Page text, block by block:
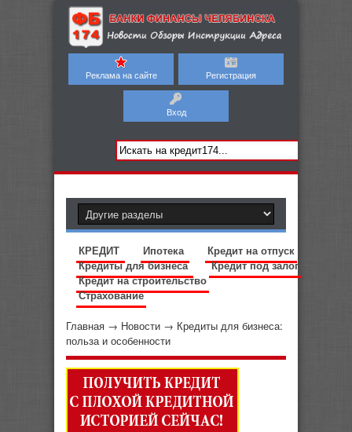
Реклама на сайте Регистрация
Вход
КРЕДИТ Ипотека
Кредит на отпуск
Кредиты для бизнеса
Кредит под залог
Кредит на строительство
Страхование
Главная → Новости → Кредиты для бизнеса:
польза и особенности